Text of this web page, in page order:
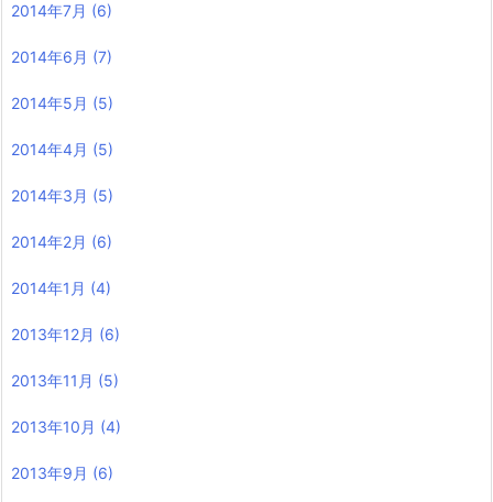
2014年7月 (6)
2014年6月 (7)
2014年5月 (5)
2014年4月 (5)
2014年3月 (5)
2014年2月 (6)
2014年1月 (4)
2013年12月 (6)
2013年11月 (5)
2013年10月 (4)
2013年9月 (6)